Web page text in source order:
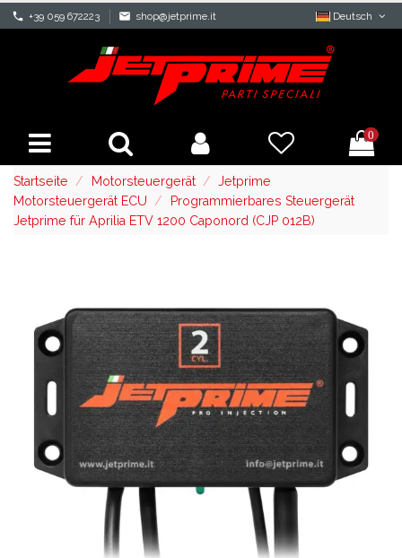
phone +39 059 672223 mail shop@jetprime.it Deutsch
0
Startseite Motorsteuergerät
Jetprime
Motorsteuergerät ECU
Programmierbares Steuergerät
Jetprime für Aprilia ETV 1200 Caponord (CJP 012B)